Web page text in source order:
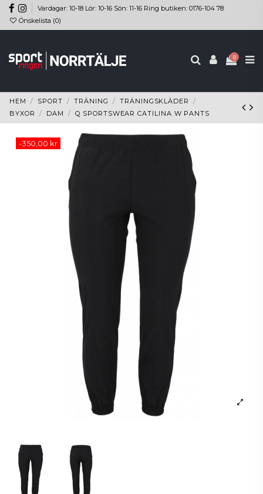
Vardagar: 10-18 Lör: 10-16 Sön: 11-16 Ring butiken: 0176-104 78
Önskelista (0)
0
HEM SPORT TRÄNING
TRÄNINGSKLÄDER
BYXOR
DAM Q SPORTSWEAR CATILINA W PANTS
-350,00 kr